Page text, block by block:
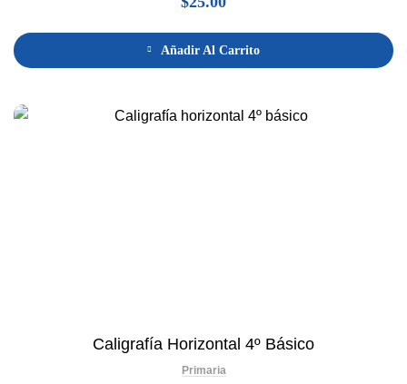
Añadir Al Carrito
Caligrafía Horizontal 4º Básico
Primaria